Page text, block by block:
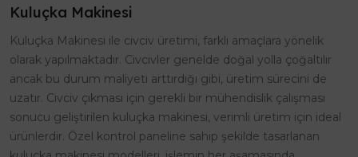
Kuluçka Makinesi
Kuluçka Makinesi ile civciv üretimi, farklı amaçlara yönelik
olarak yapılmaktadır. Civcivler genelde doğal yolla çoğaltılır
ancak bu durum maliyeti arttırdığı gibi, üretim sürecini de
uzatır. Civciv çıkması için gerekli bir mühendislik çalışması
sonucu geliştirilen kuluçka makinesi, verimli üretim için ideal
ürünlerdir. Özel kontrol paneline sahip şekilde tasarlanan